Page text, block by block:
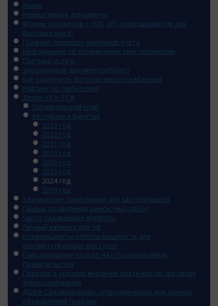
Акции
Нормативные документы
Формы договоров с ЮЛ, ИП, гражданами (не для
бытовых нужд)
Графики проверок приборов учета
Информация об ограничении электроэнергии
Платные услуги
Электронный документооборот
Как заключить договор энергоснабжения
Рейтинг потребителей
Долги УК и ТСЖ
Забайкальский край
Республика Бурятия
2023 год
2022 год
2021 год
2020 год
2026 год
2025 год
2024 год
2019 год
Технические требования для застройщиков
График проведения ремонтных работ
Часто задаваемые вопросы
Личный кабинет для УК
Коэффициенты оплаты мощности для
соответствующих зон суток
Сальдирование по п.66 442 Постановления
Правительства
Порядок и условия внесения платежей по договору
энергоснабжения
Долги Садоводческих, огороднических или дачных
объединений граждан